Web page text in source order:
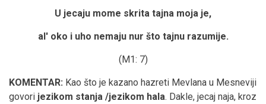
U jecaju mome skrita tajna moja je,
al' oko i uho nemaju nur što tajnu razumije.
(M1: 7)
KOMENTAR: Kao što je kazano hazreti Mevlana u Mesneviji
govori jezikom stanja /jezikom hala. Dakle, jecaj naja, kroz